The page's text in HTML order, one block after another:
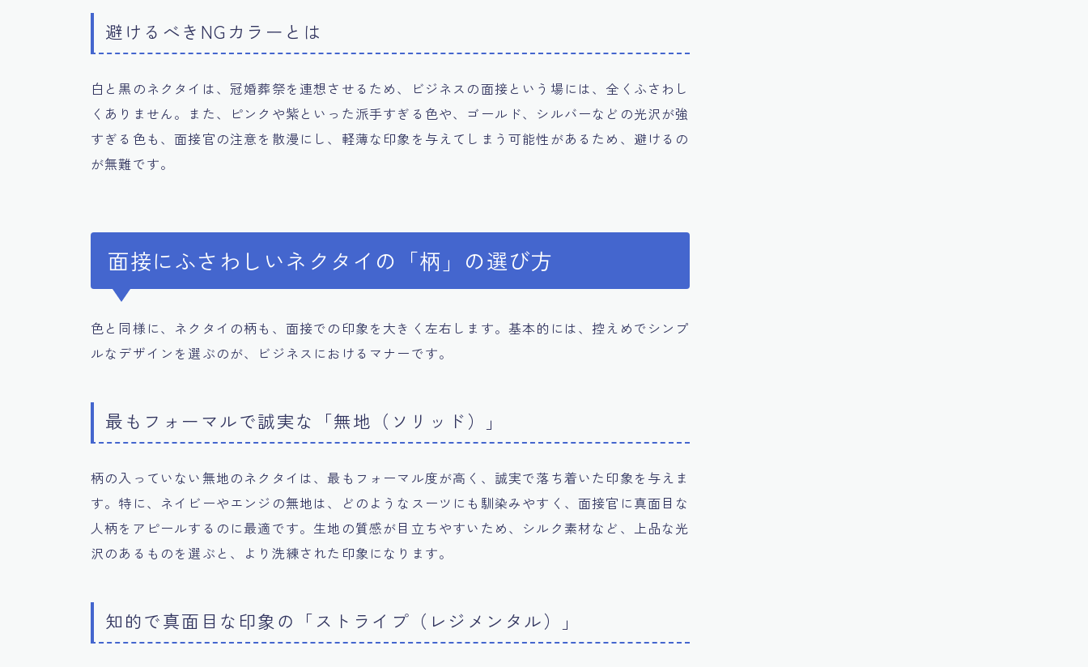
避けるべきNGカラーとは
白と黒のネクタイは、冠婚葬祭を連想させるため、ビジネスの面接という場には、全くふさわし
くありません。また、ピンクや紫といった派手すぎる色や、ゴールド、シルバーなどの光沢が強
すぎる色も、面接官の注意を散漫にし、軽薄な印象を与えてしまう可能性があるため、避けるの
が無難です。
面接にふさわしいネクタイの「柄」の選び方
色と同様に、ネクタイの柄も、面接での印象を大きく左右します。基本的には、控えめでシンプ
ルなデザインを選ぶのが、ビジネスにおけるマナーです。
最もフォーマルで誠実な「無地（ソリッド）」
柄の入っていない無地のネクタイは、最もフォーマル度が高く、誠実で落ち着いた印象を与えま
す。特に、ネイビーやエンジの無地は、どのようなスーツにも馴染みやすく、面接官に真面目な
人柄をアピールするのに最適です。生地の質感が目立ちやすいため、シルク素材など、上品な光
沢のあるものを選ぶと、より洗練された印象になります。
知的で真面目な印象の「ストライプ（レジメンタル）」